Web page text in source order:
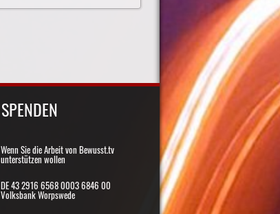
SPENDEN
Wenn Sie die Arbeit von Bewusst.tv
unterstützen wollen
DE 43 2916 6568 0003 6846 00
Volksbank Worpswede